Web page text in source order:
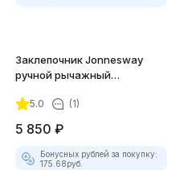
Заклепочник Jonnesway
ручной рычажный
5.0 (1)
5 850 ₽
Бонусных рублей за покупку:
175.68руб.